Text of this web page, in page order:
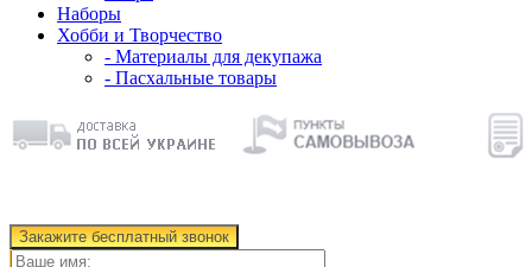
Наборы
Хобби и Творчество
- Материалы для декупажа
- Пасхальные товары
Закажите бесплатный звонок